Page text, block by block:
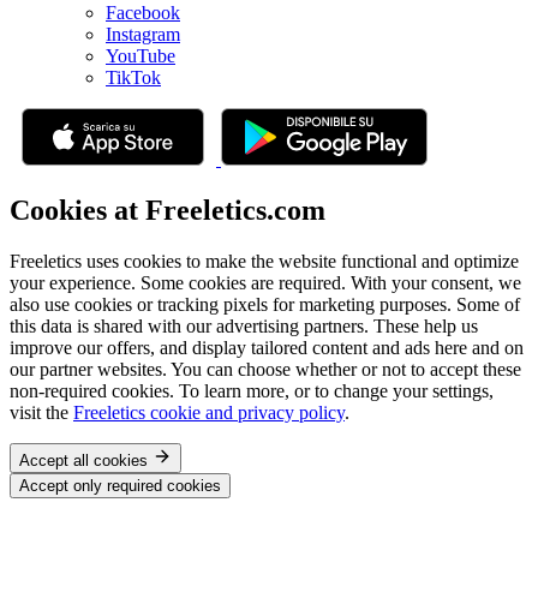
Facebook
Instagram
YouTube
TikTok
Cookies at Freeletics.com
Freeletics uses cookies to make the website functional and optimize
your experience. Some cookies are required. With your consent, we
also use cookies or tracking pixels for marketing purposes. Some of
this data is shared with our advertising partners. These help us
improve our offers, and display tailored content and ads here and on
our partner websites. You can choose whether or not to accept these
non-required cookies. To learn more, or to change your settings,
visit the Freeletics cookie and privacy policy.
Accept all cookies
Accept only required cookies